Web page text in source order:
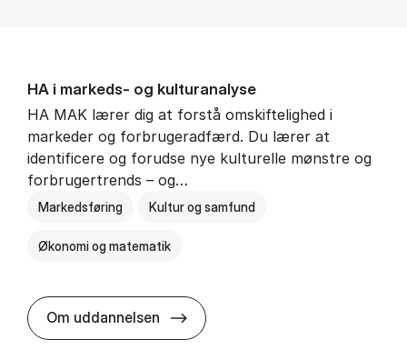
HA i mar­keds- og kul­tu­r­a­na­ly­se
HA MAK lærer dig at forstå omskiftelighed i
markeder og forbrugeradfærd. Du lærer at
identificere og forudse nye kulturelle mønstre og
forbrugertrends – og…
Markedsføring Kultur og samfund
Økonomi og matematik
Om uddannelsen HA i mar­keds- og kul­tu­r­a­na­ly­se